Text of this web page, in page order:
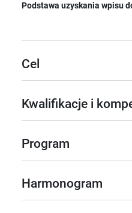
Podstawa uzyskania wpisu
Cel
Kwalifikacje i
Program
Harmonogram